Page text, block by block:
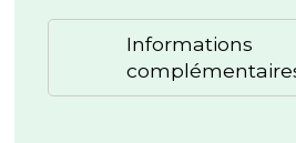
RÉPERTOIRE
Informations